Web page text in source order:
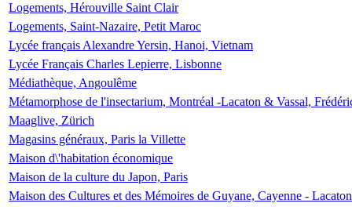
Logements, Hérouville Saint Clair
Logements, Saint-Nazaire, Petit Maroc
Lycée français Alexandre Yersin, Hanoi, Vietnam
Lycée Français Charles Lepierre, Lisbonne
Médiathèque, Angoulême
Métamorphose de l'insectarium, Montréal -Lacaton & Vassal,
Maaglive, Zürich
Magasins généraux, Paris la Villette
Maison d\'habitation économique
Maison de la culture du Japon, Paris
Maison des Cultures et des Mémoires de Guyane, Cayenne -